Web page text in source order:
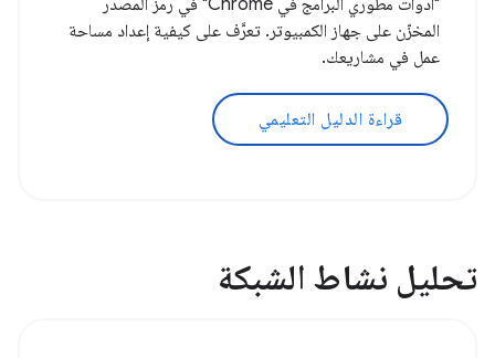
"أدوات مطوّري البرامج في Chrome" في رمز المصدر
المخزّن على جهاز الكمبيوتر. تعرَّف على كيفية إعداد مساحة
عمل في مشاريعك.
قراءة الدليل التعليمي
تحليل نشاط الشبكة